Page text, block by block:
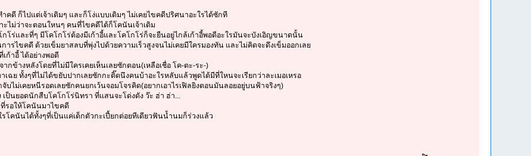
คดี ก็ไปแต่เจ้าเดิมๆ และก็โง่แบบเดิมๆ ไม่เคยไขคดีปริศนาอะใรได้ซักที
ะไม่ว่าจะตอนใหนๆ คนที่ไขคดีได้ก็โคนันเจ้าเดิม
โร่และที่ๆ มีโคโกโร่ต้องมีเก้าอี้และโคโกโร่ก็จะยืนอยู่ไกล้เก้าอี้พอดีอะใรมันจะบังเอิญขนาดนั้น
รไขคดี ด้วยเข็มยาสลบที่พุ่งไปด้วยความเร็วสูงจนไม่เคยมีใครมองทัน และไม่คิดจะดึงเข็มออกเลย
ก้าอี้ ได้อย่างพอดี
กข้างหลังโดยที่ไม่มีใครเคยเห็นเลยซักตอน(เหลือเชื่อ โค-ตะ-ระ-)
ฉย ทั้งๆที่ไม่ได้ขยับปากเลยซักกะติ๊ดนึงคนบ้าอะใรหลับแล้วพูดได้มีที่ใหนจะเรียกว่าละเมอเหรอ
บไม่เคยหนีรอดเลยซักคนยกเว้นจอมโจรคิด(อยากเอาไรเฟิลยิงตอนมันลอยอยู่บนฟ้าจริงๆ)
ป็นยอดนักสืบโคโกโร่นิทรา ที่แสนจะโด่งดัง ว๊ะ ฮ่า ฮ่า...
รอให้โคนันมาไขคดี
รโคนันได้ทั้งๆที่เป็นแค่เด็กตัวกะเปี้ยกต่อยทีเดียวฟันน้ำนมก็ร่วงแล้ว